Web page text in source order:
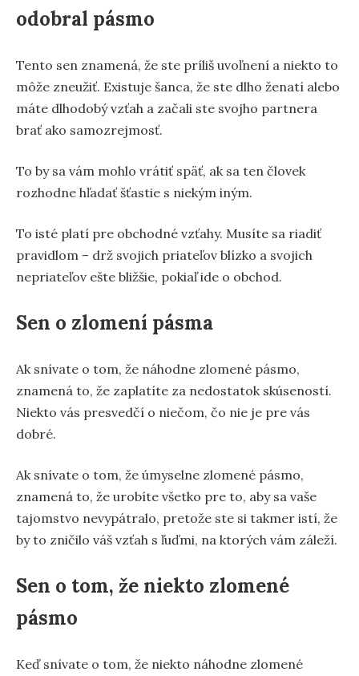
odobral pásmo
Tento sen znamená, že ste príliš uvoľnení a niekto to
môže zneužiť. Existuje šanca, že ste dlho ženatí alebo
máte dlhodobý vzťah a začali ste svojho partnera
brať ako samozrejmosť.
To by sa vám mohlo vrátiť späť, ak sa ten človek
rozhodne hľadať šťastie s niekým iným.
To isté platí pre obchodné vzťahy. Musíte sa riadiť
pravidlom – drž svojich priateľov blízko a svojich
nepriateľov ešte bližšie, pokiaľ ide o obchod.
Sen o zlomení pásma
Ak snívate o tom, že náhodne zlomené pásmo,
znamená to, že zaplatíte za nedostatok skúseností.
Niekto vás presvedčí o niečom, čo nie je pre vás
dobré.
Ak snívate o tom, že úmyselne zlomené pásmo,
znamená to, že urobíte všetko pre to, aby sa vaše
tajomstvo nevypátralo, pretože ste si takmer istí, že
by to zničilo váš vzťah s ľuďmi, na ktorých vám záleží.
Sen o tom, že niekto zlomené
pásmo
Keď snívate o tom, že niekto náhodne zlomené